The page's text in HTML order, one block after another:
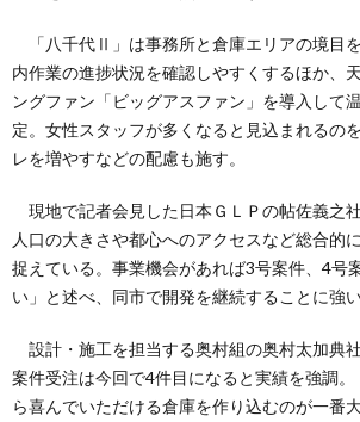
「八千代Ⅱ」は事務所と倉庫エリアの境目
内作業の進捗状況を確認しやすくするほか、
ングファン「ビッグアスファン」を導入して
定。女性スタッフが多くなると見込まれるの
レを増やすなどの配慮も施す。
現地で記者会見した日本ＧＬＰの帖佐義之
人口の大きさや都心へのアクセスなど総合的
捉えている。事業機会があれば3号案件、4号
い」と述べ、同市で開発を継続することに強
設計・施工を担当する奥村組の奥村太加典
案件受注は今回で4件目になると実績を強調
ら喜んでいただける倉庫を作り込むのが一番